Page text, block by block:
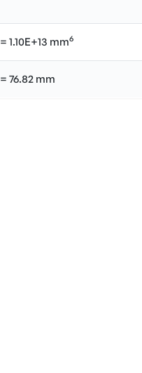
= 1.10E+13 mm6
= 76.82 mm